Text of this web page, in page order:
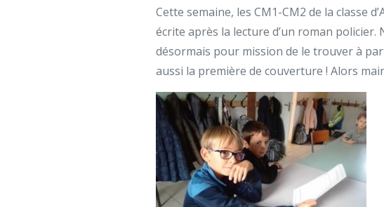
Cette semaine, les CM1-CM2 de la classe
écrite après la lecture d’un roman policier.
désormais pour mission de le trouver à
aussi la première de couverture ! Alors